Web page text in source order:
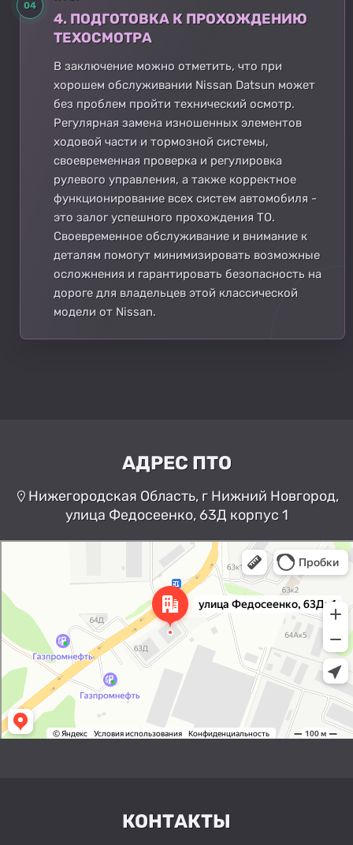
04
4. ПОДГОТОВКА К ПРОХОЖДЕНИЮ
ТЕХОСМОТРА
В заключение можно отметить, что при
хорошем обслуживании Nissan Datsun может
без проблем пройти технический осмотр.
Регулярная замена изношенных элементов
ходовой части и тормозной системы,
своевременная проверка и регулировка
рулевого управления, а также корректное
функционирование всех систем автомобиля -
это залог успешного прохождения ТО.
Своевременное обслуживание и внимание к
деталям помогут минимизировать возможные
осложнения и гарантировать безопасность на
дороге для владельцев этой классической
модели от Nissan.
АДРЕС ПТО
Нижегородская Область, г Нижний Новгород,
улица Федосеенко, 63Д корпус 1
Нижний Новгород
Улица Федосеенко, 63Дк1 —
Яндекс Карты
КОНТАКТЫ